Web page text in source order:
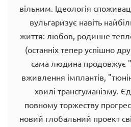
вільним. Ідеологія
вульгаризує навіть
життя: любов, родинне
(останніх тепер успішно
сама людина продовжує
вживлення імплантів,
хвилі трансгуманізму.
повному торжеству
новий глобальний проект